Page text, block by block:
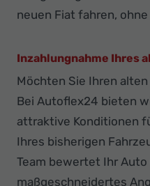
neuen Fiat fahren,
Inzahlungnahme Ihres
Möchten Sie Ihren
Bei Autoflex24 bieten
attraktive Konditionen
Ihres bisherigen
Team bewertet Ihr
maßgeschneidertes